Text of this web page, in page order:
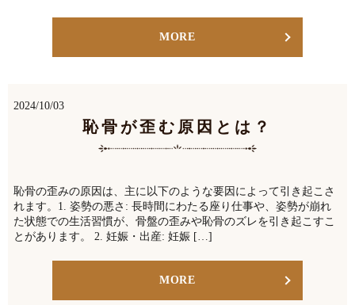
MORE
2024/10/03
恥骨が歪む原因とは？
恥骨の歪みの原因は、主に以下のような要因によって引き起こさ
れます。1. 姿勢の悪さ: 長時間にわたる座り仕事や、姿勢が崩れ
た状態での生活習慣が、骨盤の歪みや恥骨のズレを引き起こすこ
とがあります。 2. 妊娠・出産: 妊娠 […]
MORE